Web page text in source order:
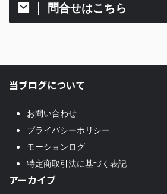
問合せはこちら
当ブログについて
お問い合わせ
プライバシーポリシー
モーションログ
特定商取引法に基づく表記
アーカイブ